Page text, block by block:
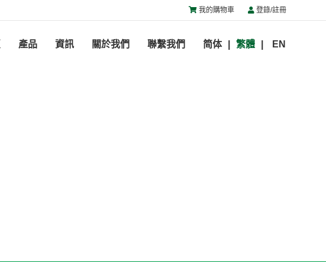
我的購物車 登錄/註冊
產品 資訊 關於我們 聯繫我們 简体 繁體 EN